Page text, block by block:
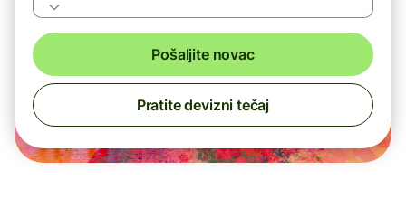
Pošaljite novac
Pratite devizni tečaj